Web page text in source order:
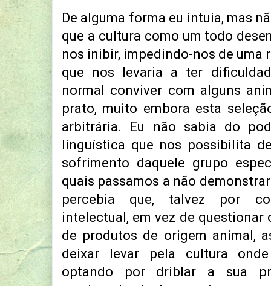
De alguma forma eu intuia, mas
que a cultura como um todo
nos inibir, impedindo-nos de uma
que nos levaria a ter
normal conviver com alguns
prato, muito embora esta
arbitrária. Eu não sabia do
linguística que nos possibilita
sofrimento daquele grupo
quais passamos a não
percebia que, talvez por
intelectual, em vez de
de produtos de origem animal,
deixar levar pela cultura
optando por driblar a sua